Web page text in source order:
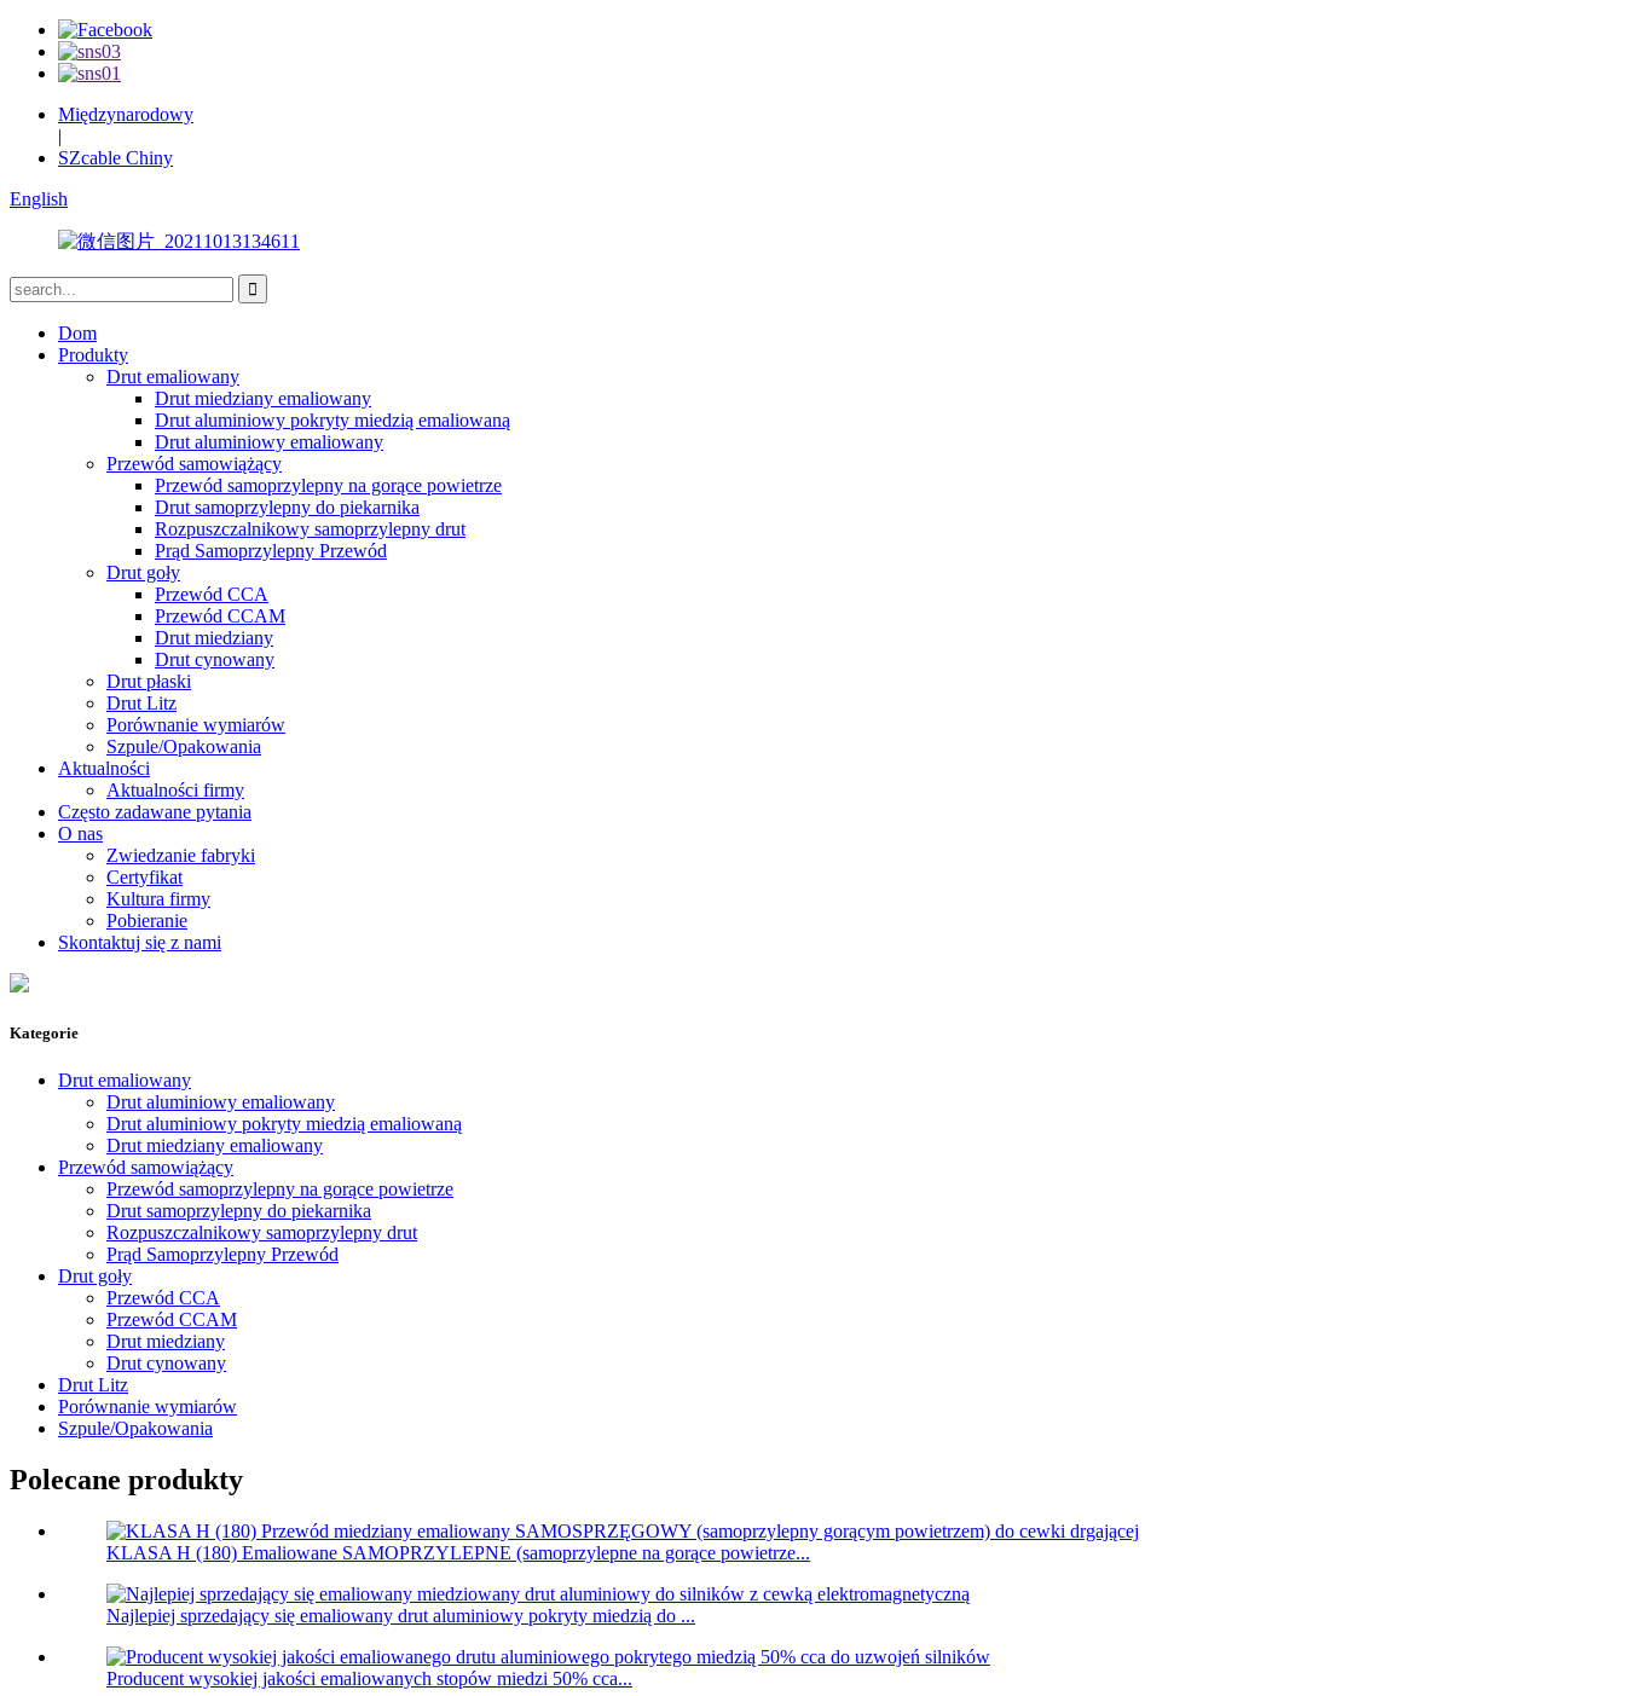
Międzynarodowy
|
SZcable Chiny
English
Dom
Produkty
Drut emaliowany
Drut miedziany emaliowany
Drut aluminiowy pokryty miedzią emaliowaną
Drut aluminiowy emaliowany
Przewód samowiążący
Przewód samoprzylepny na gorące powietrze
Drut samoprzylepny do piekarnika
Rozpuszczalnikowy samoprzylepny drut
Prąd Samoprzylepny Przewód
Drut goły
Przewód CCA
Przewód CCAM
Drut miedziany
Drut cynowany
Drut płaski
Drut Litz
Porównanie wymiarów
Szpule/Opakowania
Aktualności
Aktualności firmy
Często zadawane pytania
O nas
Zwiedzanie fabryki
Certyfikat
Kultura firmy
Pobieranie
Skontaktuj się z nami
Kategorie
Drut emaliowany
Drut aluminiowy emaliowany
Drut aluminiowy pokryty miedzią emaliowaną
Drut miedziany emaliowany
Przewód samowiążący
Przewód samoprzylepny na gorące powietrze
Drut samoprzylepny do piekarnika
Rozpuszczalnikowy samoprzylepny drut
Prąd Samoprzylepny Przewód
Drut goły
Przewód CCA
Przewód CCAM
Drut miedziany
Drut cynowany
Drut Litz
Porównanie wymiarów
Szpule/Opakowania
Polecane produkty
KLASA H (180) Emaliowane SAMOPRZYLEPNE (samoprzylepne na gorące powietrze...
Najlepiej sprzedający się emaliowany drut aluminiowy pokryty miedzią do ...
Producent wysokiej jakości emaliowanych stopów miedzi 50% cca...